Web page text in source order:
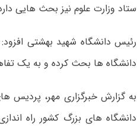
ستاد وزارت علوم نیز بحث هایی
رئیس دانشگاه شهید بهشتی
دانشگاه ها بحث کرده و به یک
به گزارش خبرگزاری مهر، پردیس
دانشگاه های بزرگ کشور راه